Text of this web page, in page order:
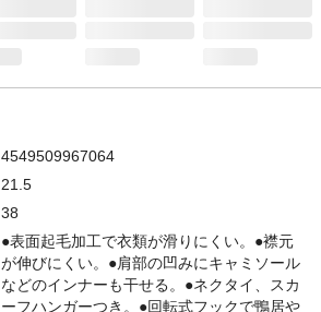
4549509967064
21.5
38
●表面起毛加工で衣類が滑りにくい。●襟元
が伸びにくい。●肩部の凹みにキャミソール
などのインナーも干せる。●ネクタイ、スカ
ーフハンガーつき。●回転式フックで鴨居や